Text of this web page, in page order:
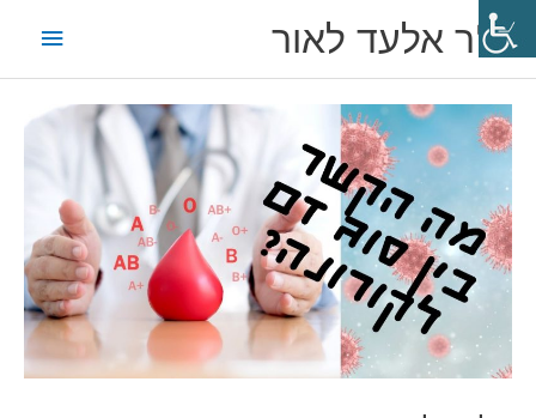
לתוכןד"ר אלעד לאור
ראשי
navigation